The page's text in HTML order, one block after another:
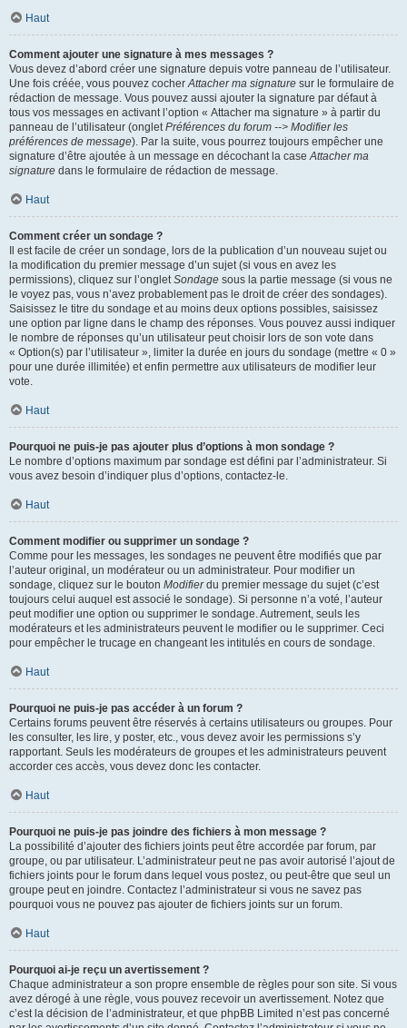
Haut
Comment ajouter une signature à mes messages ?
Vous devez d’abord créer une signature depuis votre panneau de l’utilisateur.
Une fois créée, vous pouvez cocherAttacher ma signature sur le formulaire de
rédaction de message. Vous pouvez aussi ajouter la signature par défaut à
tous vos messages en activant l’option « Attacher ma signature » à partir du
panneau de l’utilisateur (ongletPréférences du forum --> Modifier les
préférences de message). Par la suite, vous pourrez toujours empêcher une
signature d’être ajoutée à un message en décochant la caseAttacher ma
signature dans le formulaire de rédaction de message.
Haut
Comment créer un sondage ?
Il est facile de créer un sondage, lors de la publication d’un nouveau sujet ou
la modification du premier message d’un sujet (si vous en avez les
permissions), cliquez sur l’ongletSondage sous la partie message (si vous ne
le voyez pas, vous n’avez probablement pas le droit de créer des sondages).
Saisissez le titre du sondage et au moins deux options possibles, saisissez
une option par ligne dans le champ des réponses. Vous pouvez aussi indiquer
le nombre de réponses qu’un utilisateur peut choisir lors de son vote dans
« Option(s) par l’utilisateur », limiter la durée en jours du sondage (mettre « 0 »
pour une durée illimitée) et enfin permettre aux utilisateurs de modifier leur
vote.
Haut
Pourquoi ne puis-je pas ajouter plus d’options à mon sondage ?
Le nombre d’options maximum par sondage est défini par l’administrateur. Si
vous avez besoin d’indiquer plus d’options, contactez-le.
Haut
Comment modifier ou supprimer un sondage ?
Comme pour les messages, les sondages ne peuvent être modifiés que par
l’auteur original, un modérateur ou un administrateur. Pour modifier un
sondage, cliquez sur le bouton Modifierdu premier message du sujet (c’est
toujours celui auquel est associé le sondage). Si personne n’a voté, l’auteur
peut modifier une option ou supprimer le sondage. Autrement, seuls les
modérateurs et les administrateurs peuvent le modifier ou le supprimer. Ceci
pour empêcher le trucage en changeant les intitulés en cours de sondage.
Haut
Pourquoi ne puis-je pas accéder à un forum ?
Certains forums peuvent être réservés à certains utilisateurs ou groupes. Pour
les consulter, les lire, y poster, etc., vous devez avoir les permissions s’y
rapportant. Seuls les modérateurs de groupes et les administrateurs peuvent
accorder ces accès, vous devez donc les contacter.
Haut
Pourquoi ne puis-je pas joindre des fichiers à mon message ?
La possibilité d’ajouter des fichiers joints peut être accordée par forum, par
groupe, ou par utilisateur. L’administrateur peut ne pas avoir autorisé l’ajout de
fichiers joints pour le forum dans lequel vous postez, ou peut-être que seul un
groupe peut en joindre. Contactez l’administrateur si vous ne savez pas
pourquoi vous ne pouvez pas ajouter de fichiers joints sur un forum.
Haut
Pourquoi ai-je reçu un avertissement ?
Chaque administrateur a son propre ensemble de règles pour son site. Si vous
avez dérogé à une règle, vous pouvez recevoir un avertissement. Notez que
c’est la décision de l’administrateur, et que phpBB Limited n’est pas concerné